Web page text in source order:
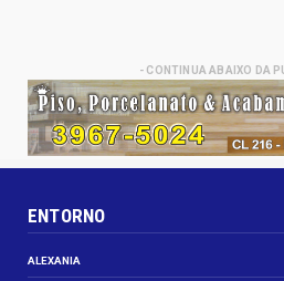
- CONTINUA ABAIXO DA
ENTORNO
ALEXANIA